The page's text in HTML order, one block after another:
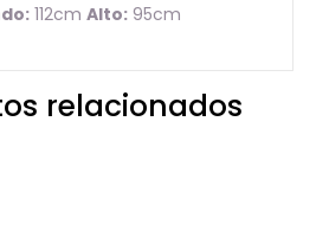
112cm Alto:95cm
relacionados